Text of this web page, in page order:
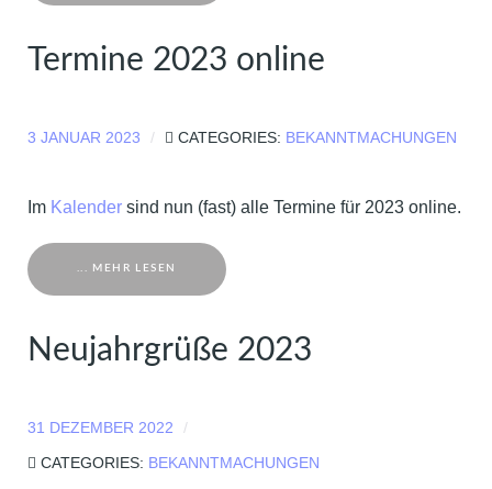
Termine 2023 online
3 JANUAR 2023 CATEGORIES: BEKANNTMACHUNGEN
Im Kalender sind nun (fast) alle Termine für 2023 online.
... MEHR LESEN
Neujahrgrüße 2023
31 DEZEMBER 2022
CATEGORIES: BEKANNTMACHUNGEN